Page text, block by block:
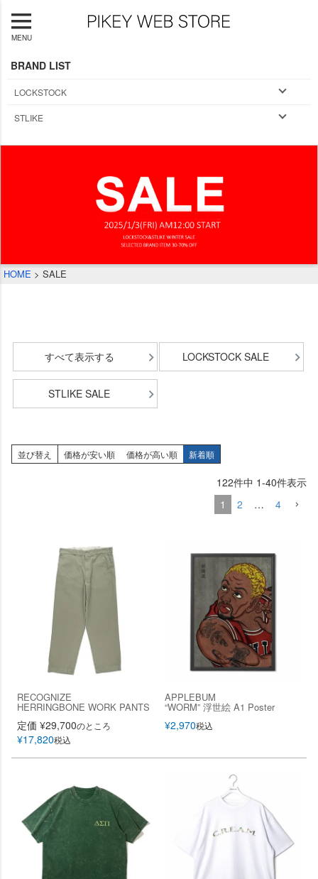
MENU
BRAND LIST
LOCKSTOCK
STLIKE
HOME SALE
すべて表示する LOCKSTOCK SALE
STLIKE SALE
並び替え 価格が安い順 価格が高い順 新着順
122件中 1-40件表示
1
2 … 4
RECOGNIZE
HERRINGBONE WORK PANTS
定価 ¥29,700のところ
¥17,820税込
APPLEBUM
“WORM” 浮世絵 A1 Poster
¥2,970税込